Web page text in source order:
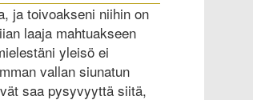
ja toivoakseni niihin on
laaja mahtuakseen
yleisö ei
vallan siunatun
saa pysyvyyttä siitä,